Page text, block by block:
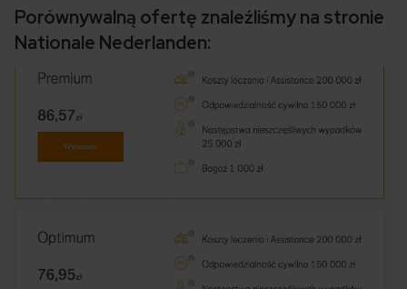
Porównywalną ofertę znaleźliśmy na stronie
Nationale Nederlanden: